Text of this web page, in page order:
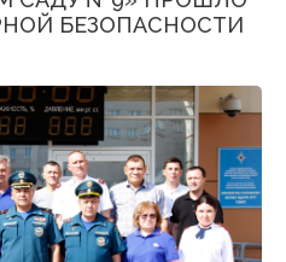
БЕЗОПАСНОСТИ